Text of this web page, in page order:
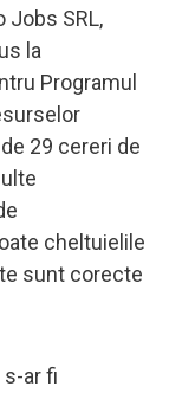
Jobs SRL,
la
Programul
29 cereri de
cheltuielile
sunt corecte
s-ar fi